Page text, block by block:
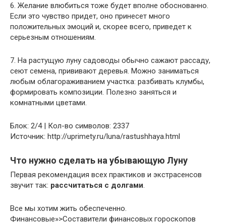
6. Желание влюбиться тоже будет вполне обоснованно.
Если это чувство придет, оно принесет много
положительных эмоций и, скорее всего, приведет к
серьезным отношениям.
7. На растущую луну садоводы обычно сажают рассаду,
сеют семена, прививают деревья. Можно заниматься
любым облагораживанием участка: разбивать клумбы,
формировать композиции. Полезно заняться и
комнатными цветами.
Блок: 2/4 | Кол-во символов: 2337
Источник: http://uprimety.ru/luna/rastushhaya.html
Что нужно сделать на убывающую Луну
Первая рекомендация всех практиков и экстрасенсов
звучит так: рассчитаться с долгами.
Все мы хотим жить обеспеченно.
Финансовые»>Составители финансовых гороскопов